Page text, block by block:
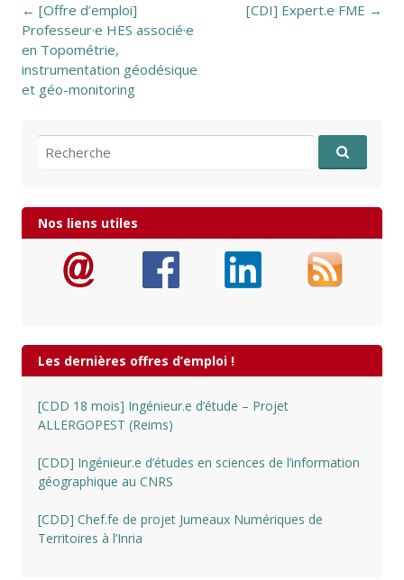
Post navigation
← [Offre d’emploi]
Professeur·e HES associé·e
en Topométrie,
instrumentation géodésique
et géo-monitoring
[CDI] Expert.e FME →
Recherche pour:
Nos liens utiles
Les dernières offres d’emploi !
[CDD 18 mois] Ingénieur.e d’étude – Projet
ALLERGOPEST (Reims)
[CDD] Ingénieur.e d’études en sciences de l’information
géographique au CNRS
[CDD] Chef.fe de projet Jumeaux Numériques de
Territoires à l’Inria